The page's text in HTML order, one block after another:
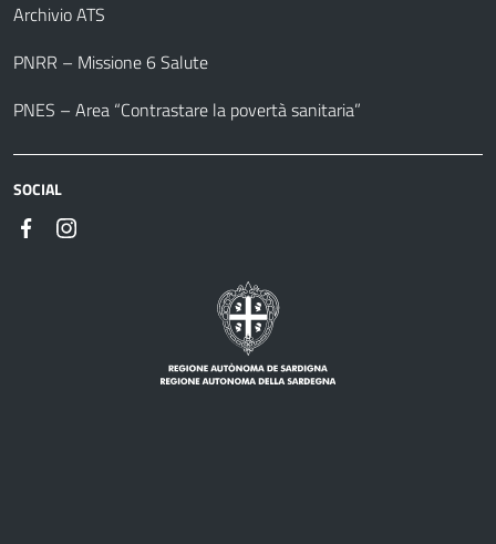
Archivio ATS
PNRR – Missione 6 Salute
PNES – Area “Contrastare la povertà sanitaria”
SOCIAL